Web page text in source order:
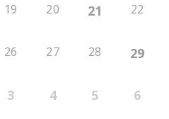
19 20 21 22
26 27 28 29
3 4 5 6